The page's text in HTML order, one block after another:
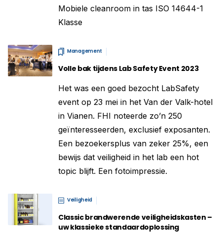
Mobiele cleanroom in tas ISO 14644-1
Klasse
Management
Volle bak tijdens Lab Safety Event 2023
Het was een goed bezocht LabSafety
event op 23 mei in het Van der Valk-hotel
in Vianen. FHI noteerde zo’n 250
geïnteresseerden, exclusief exposanten.
Een bezoekersplus van zeker 25%, een
bewijs dat veiligheid in het lab een hot
topic blijft. Een fotoimpressie.
Veiligheid
Classic brandwerende veiligheidskasten –
uw klassieke standaardoplossing